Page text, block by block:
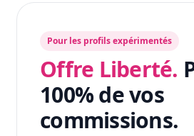
Pour les profils expérimentés
Offre Liberté.
100% de vos
commissions.